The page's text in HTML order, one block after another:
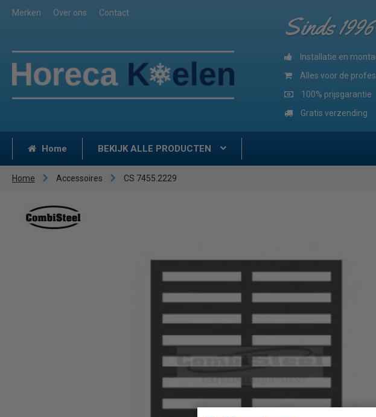
Merken Over ons Contact Sinds 1996
Installatie en
Alles voor de
100% prijsgarantie
Gratis verzending
Home BEKIJK ALLE PRODUCTEN
Home Accessoires CS 7455.2229